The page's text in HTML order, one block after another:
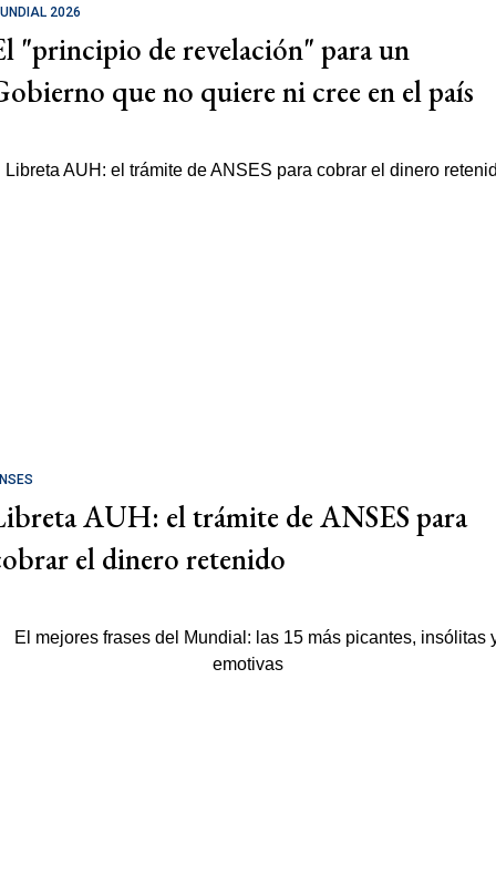
2026
"principio de revelación" para un
que no quiere ni cree en el país
AUH: el trámite de ANSES para
el dinero retenido